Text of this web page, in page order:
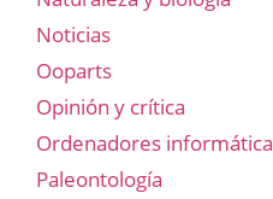
Noticias
Ooparts
Opinión y crítica
Ordenadores informática
Paleontología